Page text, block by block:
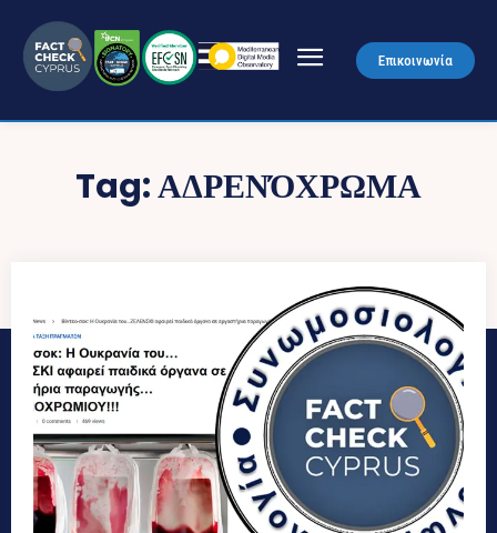
Επικοινωνία
Tag:ΑΔΡΕΝΌΧΡΩΜΑ